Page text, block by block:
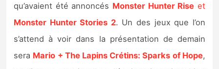
qu’avaient été annoncés Monster Hunter Rise et
Monster Hunter Stories 2. Un des jeux que l’on
s’attend à voir dans la présentation de demain
sera Mario + The Lapins Crétins: Sparks of Hope,